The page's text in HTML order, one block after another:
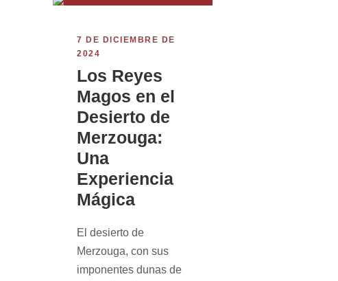
7 DE DICIEMBRE DE
2024
Los Reyes
Magos en el
Desierto de
Merzouga:
Una
Experiencia
Mágica
El desierto de
Merzouga, con sus
imponentes dunas de